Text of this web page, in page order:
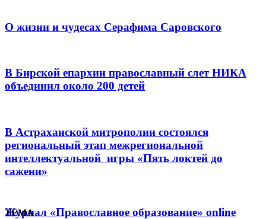
О жизни и чудесах Серафима Саровского
В Бирской епархии православный слет НИКА
объединил около 200 детей
В Астраханской митрополии состоялся
региональный этап межрегиональной
интеллектуальной игры «Пять локтей до
сажени»
Журнал «Православное образование» online
ТЕМА